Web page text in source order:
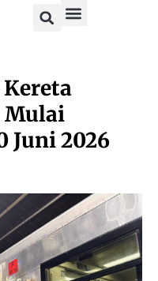
Mulai
Juni 2026